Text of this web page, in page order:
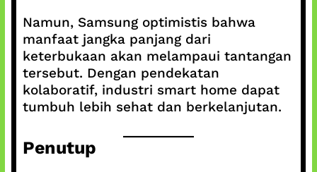
Namun, Samsung optimistis bahwa
manfaat jangka panjang dari
keterbukaan akan melampaui tantangan
tersebut. Dengan pendekatan
kolaboratif, industri smart home dapat
tumbuh lebih sehat dan berkelanjutan.
Penutup